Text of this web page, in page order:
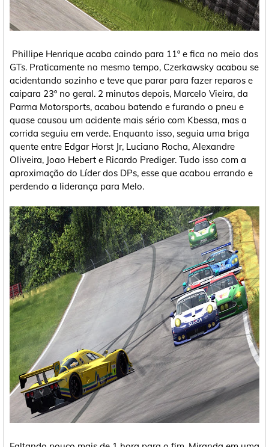
Phillipe Henrique acaba caindo para 11º e fica no meio dos
GTs. Praticamente no mesmo tempo, Czerkawsky acabou se
acidentando sozinho e teve que parar para fazer reparos e
caipara 23º no geral. 2 minutos depois, Marcelo Vieira, da
Parma Motorsports, acabou batendo e furando o pneu e
quase causou um acidente mais sério com Kbessa, mas a
corrida seguiu em verde. Enquanto isso, seguia uma briga
quente entre Edgar Horst Jr, Luciano Rocha, Alexandre
Oliveira, Joao Hebert e Ricardo Prediger. Tudo isso com a
aproximação do Líder dos DPs, esse que acabou errando e
perdendo a liderança para Melo.